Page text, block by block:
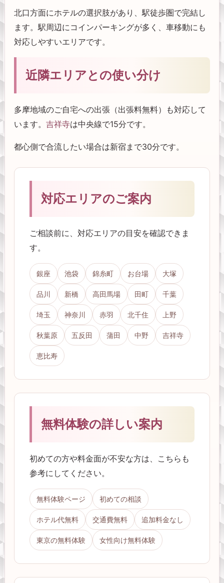
北口方面にホテルの選択肢があり、駅徒歩圏で完結し
ます。駅周辺にコインパーキングが多く、車移動にも
対応しやすいエリアです。
近隣エリアとの使い分け
多摩地域のご自宅への出張（出張料無料）も対応して
います。 吉祥寺は中央線で15分です。
都心側で合流したい場合は新宿まで30分です。
対応エリアのご案内
ご相談前に、対応エリアの目安を確認できま
す。
銀座 池袋 錦糸町 お台場 大塚
品川 新橋 高田馬場 田町 千葉
埼玉 神奈川 赤羽 北千住 上野
秋葉原 五反田 蒲田 中野 吉祥寺
恵比寿
無料体験の詳しい案内
初めての方や料金面が不安な方は、こちらも
参考にしてください。
無料体験ページ 初めての相談
ホテル代無料 交通費無料 追加料金なし
東京の無料体験 女性向け無料体験